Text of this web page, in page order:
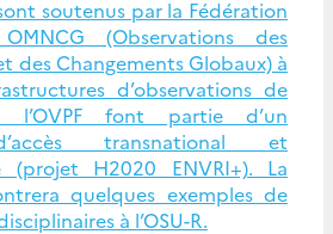
soutenus par la Fédération
(Observations des
des Changements Globaux) à
d’observations de
l’OVPF font partie d’un
transnational et
(projet H2020 ENVRI+). La
quelques exemples de
à l’OSU-R.